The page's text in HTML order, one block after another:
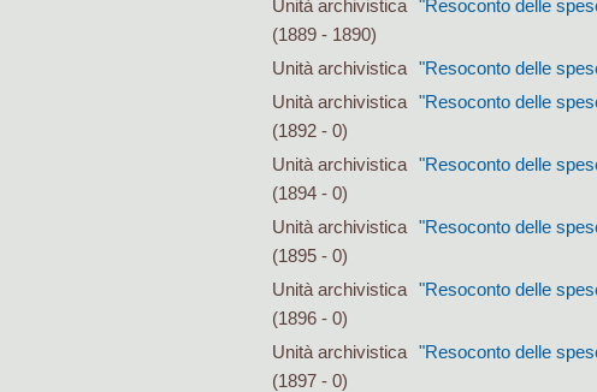
Unità archivistica
"Resoconto delle
(1889 - 1890)
Unità archivistica
"Resoconto delle
Unità archivistica
"Resoconto delle
(1892 - 0)
Unità archivistica
"Resoconto delle
(1894 - 0)
Unità archivistica
"Resoconto delle
(1895 - 0)
Unità archivistica
"Resoconto delle
(1896 - 0)
Unità archivistica
"Resoconto delle
(1897 - 0)